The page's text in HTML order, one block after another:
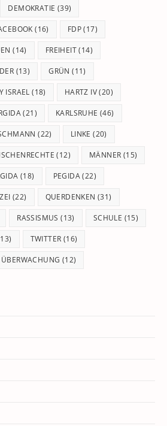
DEMOKRATIE (39)
(16) FDP(17)
(14) FREIHEIT(14)
(13) GRÜN (11)
ISRAEL (18) HARTZ IV(20)
(21) KARLSRUHE (46)
(22) LINKE (20)
(12) MÄNNER (15)
(18) PEGIDA(22)
(22) QUERDENKEN (31)
RASSISMUS (13) SCHULE (15)
TWITTER (16)
ÜBERWACHUNG (12)